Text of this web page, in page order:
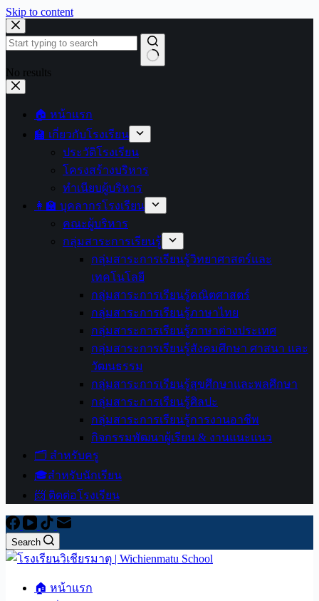
Skip to content
No results
🏠 หน้าแรก
🏫 เกี่ยวกับโรงเรียน
ประวัติโรงเรียน
โครงสร้างบริหาร
ทำเนียบผู้บริหาร
👩‍🏫 บุคลากรโรงเรียน
คณะผู้บริหาร
กลุ่มสาระการเรียนรู้
กลุ่มสาระการเรียนรู้วิทยาศาสตร์และ
เทคโนโลยี
กลุ่มสาระการเรียนรู้คณิตศาสตร์
กลุ่มสาระการเรียนรู้ภาษาไทย
กลุ่มสาระการเรียนรู้ภาษาต่างประเทศ
กลุ่มสาระการเรียนรู้สังคมศึกษา ศาสนา และ
วัฒนธรรม
กลุ่มสาระการเรียนรู้สุขศึกษาและพลศึกษา
กลุ่มสาระการเรียนรู้ศิลปะ
กลุ่มสาระการเรียนรู้การงานอาชีพ
กิจกรรมพัฒนาผู้เรียน & งานแนะแนว
🗂️ สำหรับครู
🎓สำหรับนักเรียน
📨 ติดต่อโรงเรียน
Search
🏠 หน้าแรก